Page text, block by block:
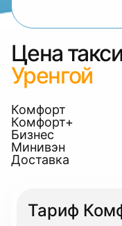
Цена такси
Уренгой
Комфорт
Комфорт+
Бизнес
Минивэн
Доставка
Тариф